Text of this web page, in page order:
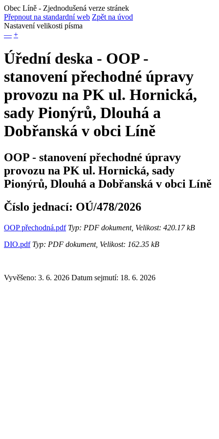
Obec Líně - Zjednodušená verze stránek
Přepnout na standardní web Zpět na úvod
Nastavení velikosti písma
— +
Úřední deska - OOP -
stanovení přechodné úpravy
provozu na PK ul. Hornická,
sady Pionýrů, Dlouhá a
Dobřanská v obci Líně
OOP - stanovení přechodné úpravy
provozu na PK ul. Hornická, sady
Pionýrů, Dlouhá a Dobřanská v obci Líně
Číslo jednací: OÚ/478/2026
OOP přechodná.pdfTyp: PDF dokument, Velikost: 420.17 kB
DIO.pdfTyp: PDF dokument, Velikost: 162.35 kB
Vyvěšeno: 3. 6. 2026 Datum sejmutí: 18. 6. 2026